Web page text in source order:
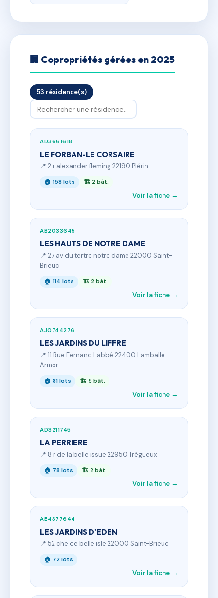
🏢 Copropriétés gérées en 2025
53 résidence(s)
AD3661618
LE FORBAN-LE CORSAIRE
📍 2 r alexander fleming 22190 Plérin
🏠 158 lots 🏗 2 bât.
Voir la fiche →
AB2033645
LES HAUTS DE NOTRE DAME
📍 27 av du tertre notre dame 22000 Saint-
Brieuc
🏠 114 lots 🏗 2 bât.
Voir la fiche →
AJ0744276
LES JARDINS DU LIFFRE
📍 11 Rue Fernand Labbé 22400 Lamballe-
Armor
🏠 81 lots 🏗 5 bât.
Voir la fiche →
AD3211745
LA PERRIERE
📍 8 r de la belle issue 22950 Trégueux
🏠 78 lots 🏗 2 bât.
Voir la fiche →
AE4377644
LES JARDINS D'EDEN
📍 52 che de belle isle 22000 Saint-Brieuc
🏠 72 lots
Voir la fiche →